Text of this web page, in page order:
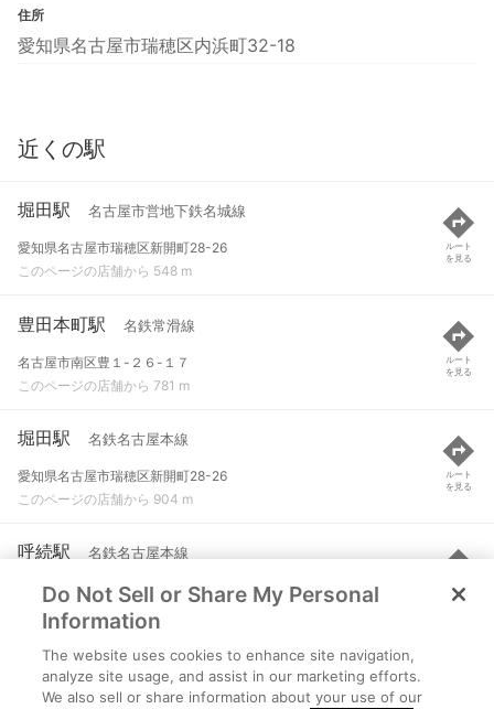
住所
愛知県名古屋市瑞穂区内浜町32-18
近くの駅
堀田駅 名古屋市営地下鉄名城線
愛知県名古屋市瑞穂区新開町28-26
このページの店舗から 548 m
ルート
を見る
豊田本町駅 名鉄常滑線
名古屋市南区豊１-２６-１７
このページの店舗から 781 m
ルート
を見る
堀田駅 名鉄名古屋本線
愛知県名古屋市瑞穂区新開町28-26
このページの店舗から 904 m
ルート
を見る
呼続駅 名鉄名古屋本線
名古屋市南区呼続町１丁目
このページの店舗から 1.1 km
ルート
を見る
妙音通駅 名古屋市営地下鉄名城線
名古屋市瑞穂区妙音通３-９
Do Not Sell or Share My Personal
Information
The website uses cookies to enhance site navigation,
analyze site usage, and assist in our marketing efforts.
We also sell or share information about your use of our